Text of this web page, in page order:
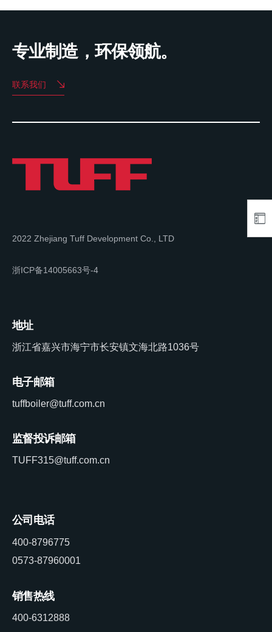
专业制造，环保领航。
联系我们
2022 Zhejiang Tuff Development Co., LTD
浙ICP备14005663号-4
地址
浙江省嘉兴市海宁市长安镇文海北路1036号
电子邮箱
tuffboiler@tuff.com.cn
监督投诉邮箱
TUFF315@tuff.com.cn
公司电话
400-8796775
0573-87960001
销售热线
400-6312888